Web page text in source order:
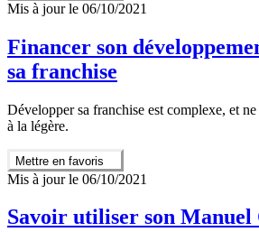
Mis à jour le 06/10/2021
Financer son
sa franchise
Développer sa franchise est complexe, et
à la légère.
Mettre en favoris
Mis à jour le 06/10/2021
Savoir utiliser son Manuel